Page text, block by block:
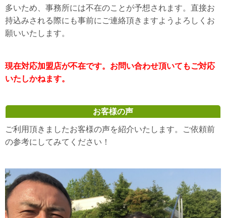
多いため、事務所には不在のことが予想されます。直接お
持込みされる際にも事前にご連絡頂きますようよろしくお
願いいたします。
現在対応加盟店が不在です。お問い合わせ頂いてもご対応
いたしかねます。
お客様の声
ご利用頂きましたお客様の声を紹介いたします。ご依頼前
の参考にしてみてください！